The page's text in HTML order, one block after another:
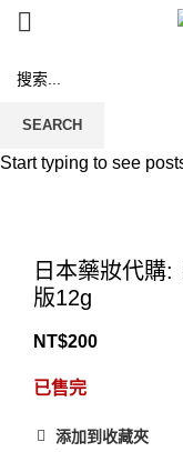
日本藥妝代購
版12g
NT$200
已售完
添加到收藏夾
SEARCH
Start typing to see